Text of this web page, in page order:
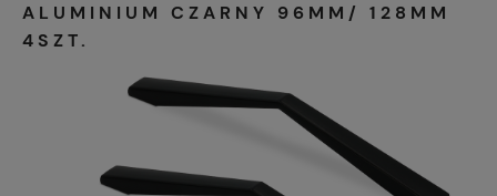
ALUMINIUM CZARNY 96MM/ 128MM
4SZT.